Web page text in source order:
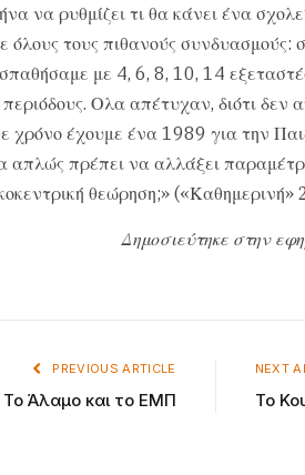
να ρυθμίζει τι θα κάνει ένα
όλους τους πιθανούς συνδυασμούς:
με 4, 6, 8, 10, 14
περιόδους. Ολα απέτυχαν, διότι
έχουμε ένα 1989 για την
απλώς πρέπει να αλλάξει
θεώρηση;»
Δημοσιεύτηκε στην
PREVIOUS ARTICLE
Το Άλαμο και το ΕΜΠ
NEXT
Το